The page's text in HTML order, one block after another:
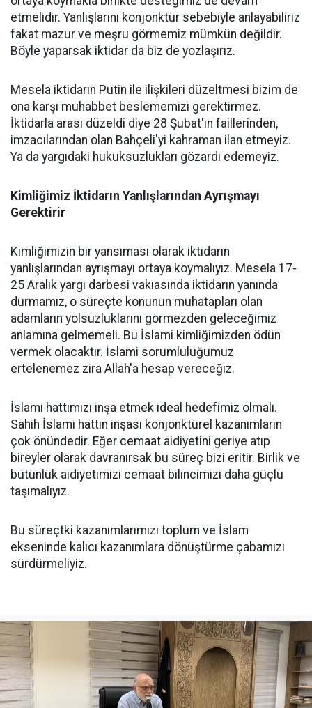
etmelidir. Yanlışlarını konjonktür sebebiyle anlayabiliriz
fakat mazur ve meşru görmemiz mümkün değildir.
Böyle yaparsak iktidar da biz de yozlaşırız.
Mesela iktidarın Putin ile ilişkileri düzeltmesi bizim de
ona karşı muhabbet beslememizi gerektirmez.
İktidarla arası düzeldi diye 28 Şubat'ın faillerinden,
imzacılarından olan Bahçeli'yi kahraman ilan etmeyiz.
Ya da yargıdaki hukuksuzlukları gözardı edemeyiz.
Kimliğimiz İktidarın Yanlışlarından Ayrışmayı
Gerektirir
Kimliğimizin bir yansıması olarak iktidarın
yanlışlarından ayrışmayı ortaya koymalıyız. Mesela 17-
25 Aralık yargı darbesi vakıasında iktidarın yanında
durmamız, o süreçte konunun muhatapları olan
adamların yolsuzluklarını görmezden geleceğimiz
anlamına gelmemeli. Bu İslami kimliğimizden ödün
vermek olacaktır. İslami sorumluluğumuz
ertelenemez zira Allah'a hesap vereceğiz.
İslami hattımızı inşa etmek ideal hedefimiz olmalı.
Sahih İslami hattın inşası konjonktürel kazanımların
çok önündedir. Eğer cemaat aidiyetini geriye atıp
bireyler olarak davranırsak bu süreç bizi eritir. Birlik ve
bütünlük aidiyetimizi cemaat bilincimizi daha güçlü
taşımalıyız.
Bu süreçtki kazanımlarımızı toplum ve İslam
ekseninde kalıcı kazanımlara dönüştürme çabamızı
sürdürmeliyiz.